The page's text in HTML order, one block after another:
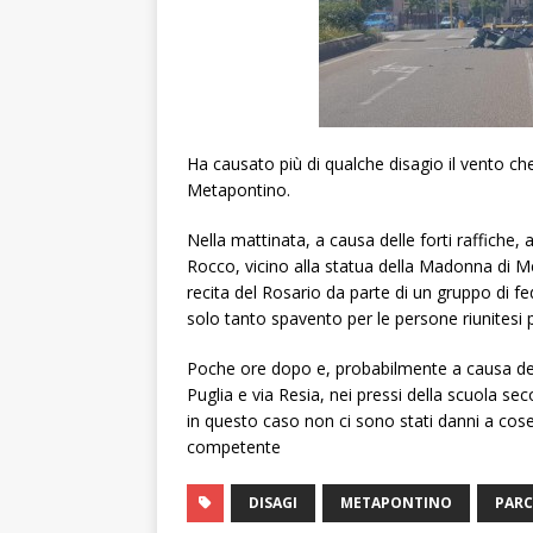
Ha causato più di qualche disagio il vento
Metapontino.
Nella mattinata, a causa delle forti raffiche,
Rocco, vicino alla statua della Madonna di
recita del Rosario da parte di un gruppo di
solo tanto spavento per le persone riunitesi
Poche ore dopo e, probabilmente a causa
Puglia e via Resia, nei pressi della scuola
in questo caso non ci sono stati danni a
competente
DISAGI METAPONTINO